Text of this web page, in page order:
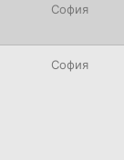
София
София